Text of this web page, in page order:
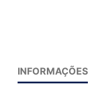
INFORMAÇÕES